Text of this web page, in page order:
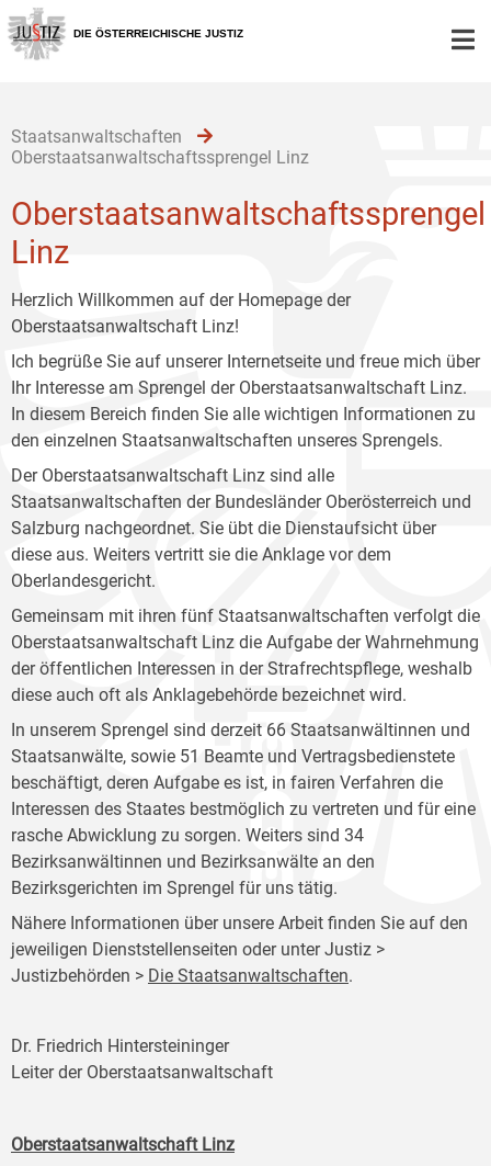
Zur
Hauptnavigation
[1]
Zum
Inhalt
[2]
Zum
Untermenü
[3]
DIE ÖSTERREICHISCHE JUSTIZ
Staatsanwaltschaften
Oberstaatsanwaltschaftssprengel Linz
Oberstaatsanwaltschaftssprengel
Linz
Herzlich Willkommen auf der Homepage der
Oberstaatsanwaltschaft Linz!
Ich begrüße Sie auf unserer Internetseite und freue mich über
Ihr Interesse am Sprengel der Oberstaatsanwaltschaft Linz.
In diesem Bereich finden Sie alle wichtigen Informationen zu
den einzelnen Staatsanwaltschaften unseres Sprengels.
Der Oberstaatsanwaltschaft Linz sind alle
Staatsanwaltschaften der Bundesländer Oberösterreich und
Salzburg nachgeordnet. Sie übt die Dienstaufsicht über
diese aus. Weiters vertritt sie die Anklage vor dem
Oberlandesgericht.
Gemeinsam mit ihren fünf Staatsanwaltschaften verfolgt die
Oberstaatsanwaltschaft Linz die Aufgabe der Wahrnehmung
der öffentlichen Interessen in der Strafrechtspflege, weshalb
diese auch oft als Anklagebehörde bezeichnet wird.
In unserem Sprengel sind derzeit 66 Staatsanwältinnen und
Staatsanwälte, sowie 51 Beamte und Vertragsbedienstete
beschäftigt, deren Aufgabe es ist, in fairen Verfahren die
Interessen des Staates bestmöglich zu vertreten und für eine
rasche Abwicklung zu sorgen. Weiters sind 34
Bezirksanwältinnen und Bezirksanwälte an den
Bezirksgerichten im Sprengel für uns tätig.
Nähere Informationen über unsere Arbeit finden Sie auf den
jeweiligen Dienststellenseiten oder unter Justiz >
Justizbehörden > Die Staatsanwaltschaften.
Dr. Friedrich Hintersteininger
Leiter der Oberstaatsanwaltschaft
Oberstaatsanwaltschaft Linz